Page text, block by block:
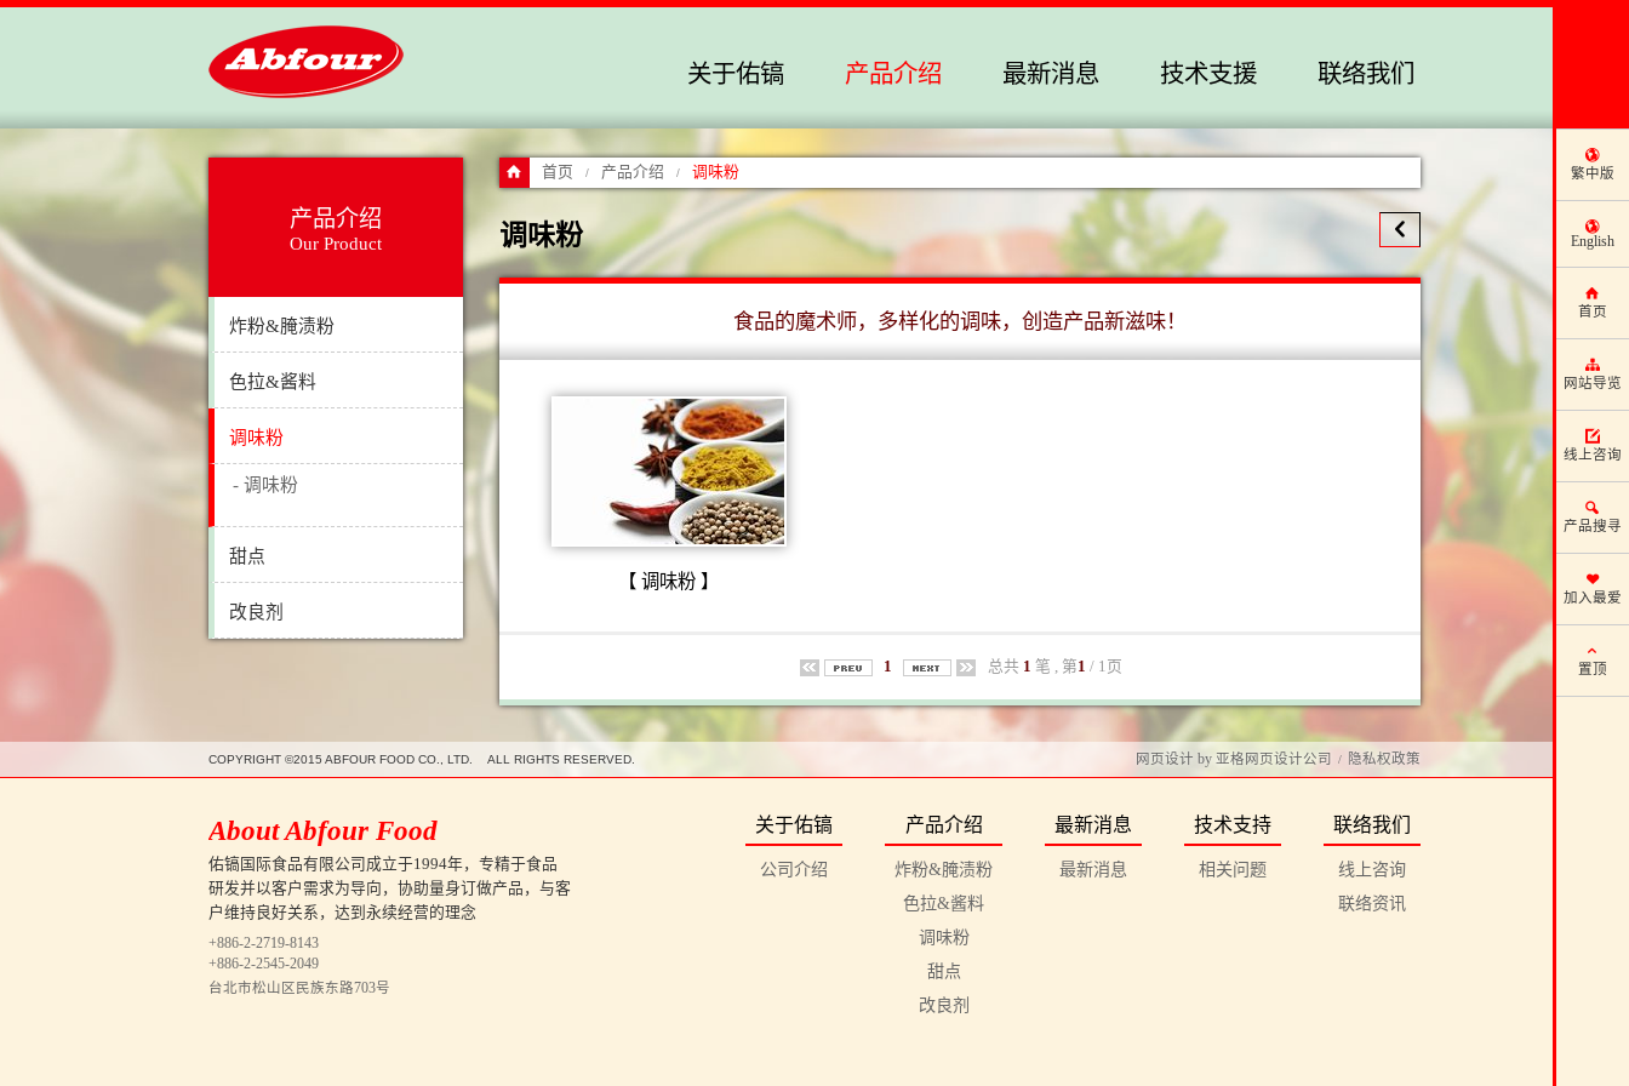
繁中版
English
首页
网站导览
线上咨询
产品搜寻
加入最爱
置顶
联络我们
技术支援
最新消息
产品介绍
关于佑镐
首页 / 产品介绍 / 调味粉
调味粉
食品的魔术师，多样化的调味，创造产品新滋味！
【 调味粉 】
1 总共 1 笔 , 第1 / 1页
产品介绍
Our Product
炸粉&腌渍粉
色拉&酱料
调味粉
- 调味粉
甜点
改良剂
COPYRIGHT ©2015 ABFOUR FOOD CO., LTD. ALL RIGHTS RESERVED. 网页设计 by 亚格网页设计公司 / 隐私权政策
About Abfour Food
佑镐国际食品有限公司成立于1994年，专精于食品
研发并以客户需求为导向，协助量身订做产品，与客
户维持良好关系，达到永续经营的理念
+886-2-2719-8143
+886-2-2545-2049
台北市松山区民族东路703号
联络我们
线上咨询
联络资讯
技术支持
相关问题
最新消息
最新消息
产品介绍
炸粉&腌渍粉
色拉&酱料
调味粉
甜点
改良剂
关于佑镐
公司介绍